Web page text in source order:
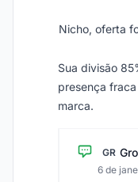
Nicho, oferta
Sua divisão
presença
marca.
GR
6 de